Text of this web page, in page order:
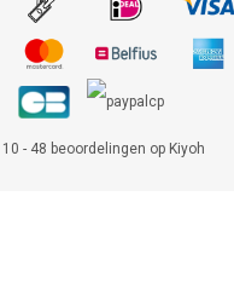
10 - 48 beoordelingen op Kiyoh